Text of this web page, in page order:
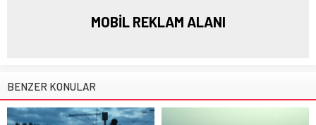
MOBİL REKLAM ALANI
BENZER KONULAR